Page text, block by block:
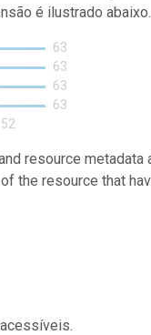
é ilustrado abaixo.
63
63
63
63
52
resource metadata
the resource that